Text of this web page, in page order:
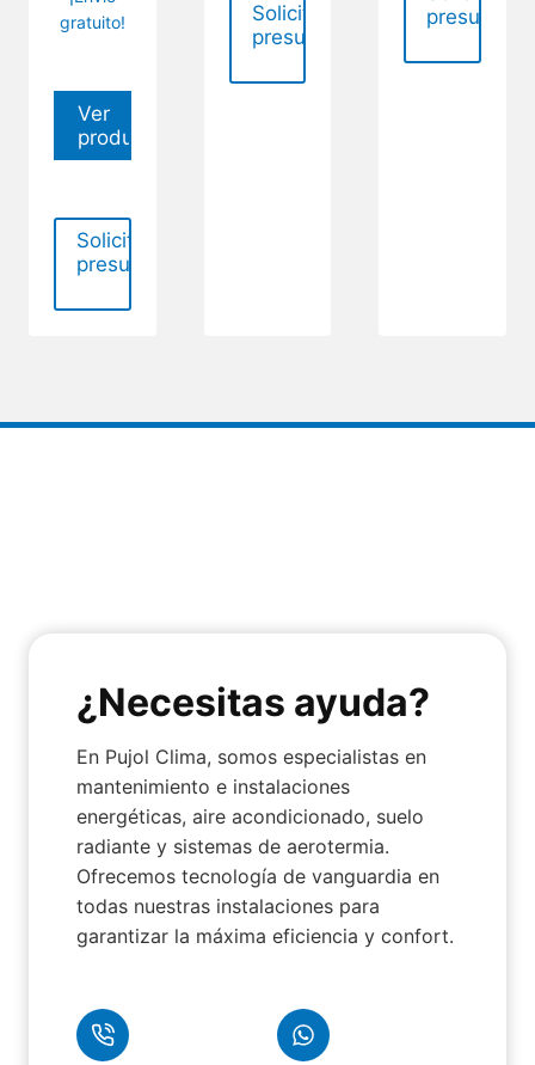
gratuito!
Ver
producto
Solicitar
presupuesto
Solicitar
presupuesto
¿Necesitas ayuda?
En Pujol Clima, somos especialistas en
mantenimiento e instalaciones
energéticas, aire acondicionado, suelo
radiante y sistemas de aerotermia.
Ofrecemos tecnología de vanguardia en
todas nuestras instalaciones para
garantizar la máxima eficiencia y confort.